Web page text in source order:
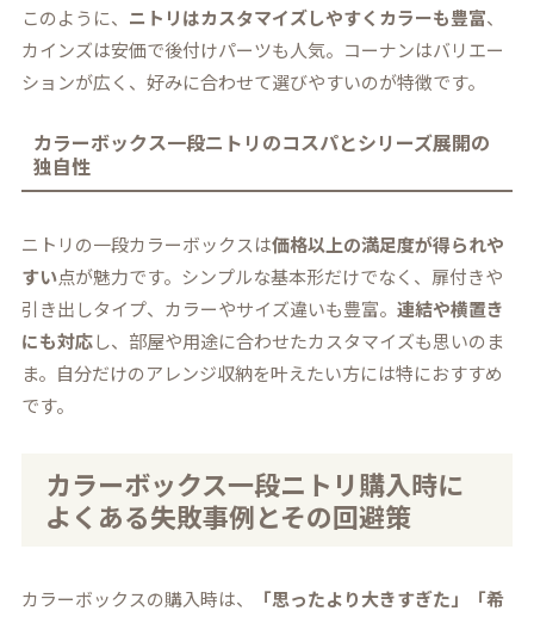
このように、 ニトリはカスタマイズしやすくカラーも豊富、
カインズは安価で後付けパーツも人気。コーナンはバリエー
ションが広く、好みに合わせて選びやすいのが特徴です。
カラーボックス一段ニトリのコスパとシリーズ展開の
独自性
ニトリの一段カラーボックスは価格以上の満足度が得られや
すい点が魅力です。シンプルな基本形だけでなく、扉付きや
引き出しタイプ、カラーやサイズ違いも豊富。連結や横置き
にも対応し、部屋や用途に合わせたカスタマイズも思いのま
ま。自分だけのアレンジ収納を叶えたい方には特におすすめ
です。
カラーボックス一段ニトリ購入時に
よくある失敗事例とその回避策
カラーボックスの購入時は、
「思ったより大きすぎた」「希